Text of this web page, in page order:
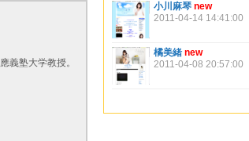
義塾大学教授。
小川麻琴 new
2011-04-14 14:41:00
橘美緒 new
2011-04-08 20:57:00